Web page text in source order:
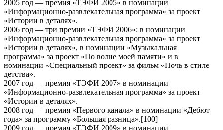
2005 год — премия «ТЭФИ 2005» в номинации
«Информационно-развлекательная программа» за проект
«Истории в деталях».
2006 год — три премии «ТЭФИ 2006»: в номинации
«Информационно-развлекательная программа» за проект
«Истории в деталях», в номинации «Музыкальная
программа» за проект «По волне моей памяти» и в
номинации «Специальный проект» за фильм «Ночь в стиле
детства».
2007 год — премия «ТЭФИ 2007» в номинации
«Информационно-развлекательная программа» за проект
«Истории в деталях».
2008 год — премия «Первого канала» в номинации «Дебют
года» за программу «Большая разница».[100]
2009 год — премия «ТЭФИ 2009» в номинации